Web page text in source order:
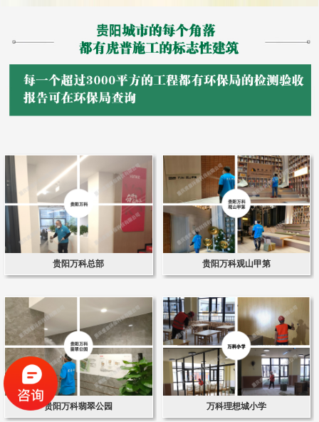
贵阳万科总部 贵阳万科观山甲第
贵阳万科翡翠公园 万科理想城小学